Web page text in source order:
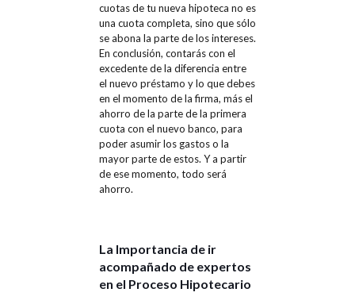
cuotas de tu nueva hipoteca no es
una cuota completa, sino que sólo
se abona la parte de los intereses.
En conclusión, contarás con el
excedente de la diferencia entre
el nuevo préstamo y lo que debes
en el momento de la firma, más el
ahorro de la parte de la primera
cuota con el nuevo banco, para
poder asumir los gastos o la
mayor parte de estos. Y a partir
de ese momento, todo será
ahorro.
La Importancia de ir
acompañado de expertos
en el Proceso Hipotecario